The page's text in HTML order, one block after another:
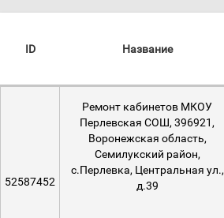
ID Название
52587452
Ремонт кабинетов МКОУ
Перлевская СОШ, 396921,
Воронежская область,
Семилукский район,
с.Перлевка, Центральная ул.,
д.39